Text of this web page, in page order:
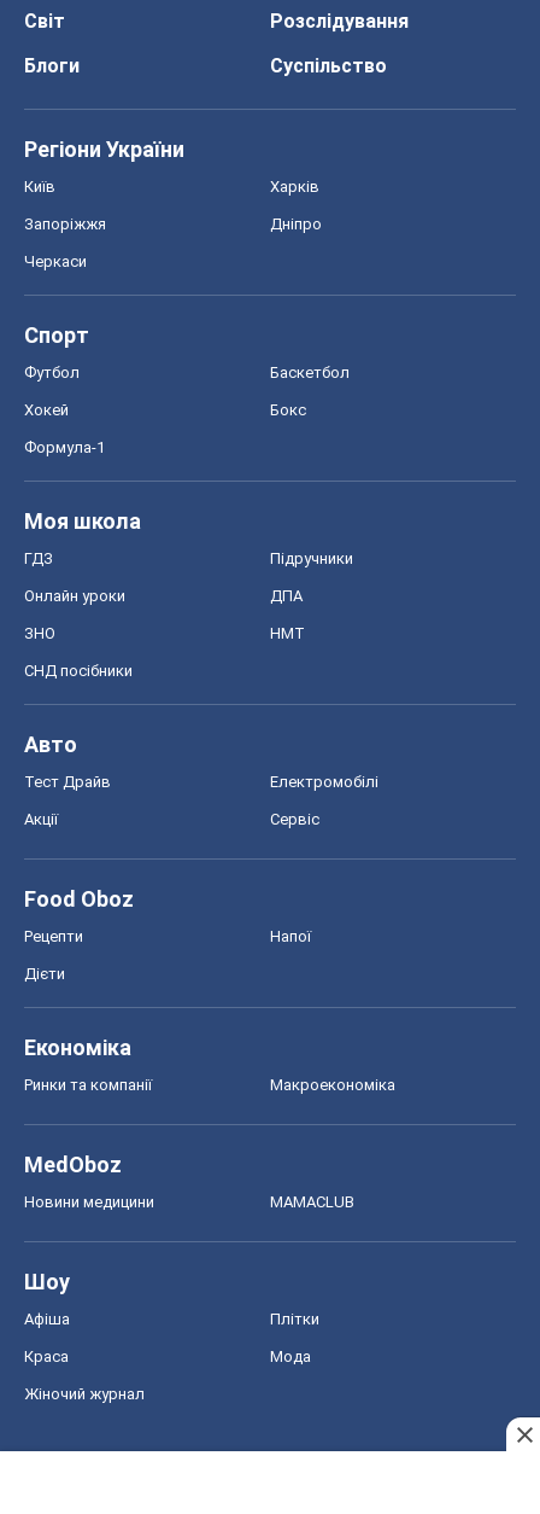
Світ
Розслідування
Блоги
Суспільство
Регіони України
Київ Харків
Запоріжжя Дніпро
Черкаси
Спорт
Футбол Баскетбол
Хокей Бокс
Формула-1
Моя школа
ГДЗ Підручники
Онлайн уроки ДПА
ЗНО НМТ
СНД посібники
Авто
Тест Драйв Електромобілі
Акції Сервіс
Food Oboz
Рецепти Напої
Дієти
Економіка
Ринки та компанії Макроекономіка
MedOboz
Новини медицини MAMACLUB
Шоу
Афіша Плітки
Краса Мода
Жіночий журнал